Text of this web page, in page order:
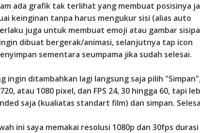
ada grafik tak terlihat yang membuat posisinya
keinginan tanpa harus mengukur sisi (alias auto
juga untuk membuat emoji atau gambar
dibuat bergerak/animasi, selanjutnya tap icon
sementara seumpama jika sudah selesai.
ingin ditambahkan lagi langsung saja pilih
atau 1080 pixel, dan FPS 24, 30 hingga 60, tapi
saja (kualiatas standart film) dan simpan.
ini saya memakai resolusi 1080p dan 30fps durasi